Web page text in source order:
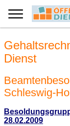
Dienst
Schleswig-
28.02.2009